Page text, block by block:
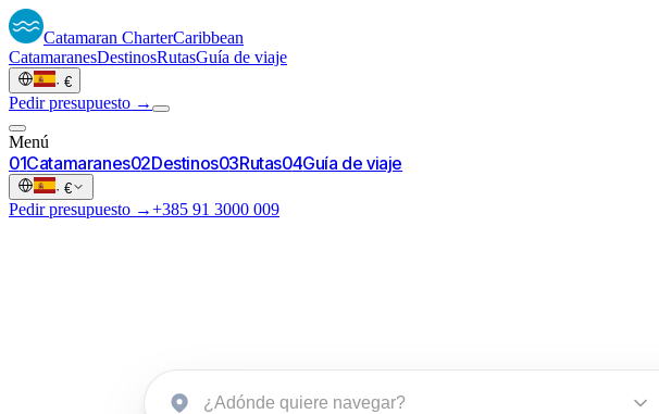
Catamaran CharterCaribbean
CatamaranesDestinosRutasGuía de viaje
· €
Pedir presupuesto →
Menú
01Catamaranes02Destinos03Rutas04Guía de viaje
· €
Pedir presupuesto →+385 91 3000 009